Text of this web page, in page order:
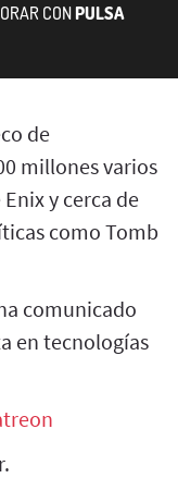
CONPULSA
de
millones varios
y cerca de
como Tomb
comunicado
en tecnologías